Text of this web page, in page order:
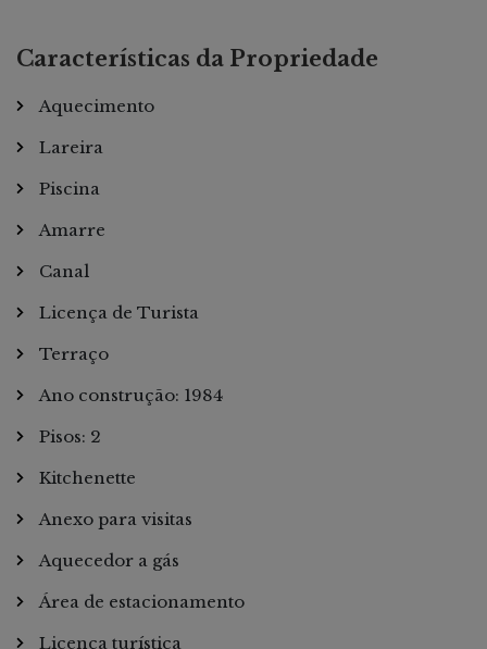
Características da Propriedade
Aquecimento
Lareira
Piscina
Amarre
Canal
Licença de Turista
Terraço
Ano construção: 1984
Pisos: 2
Kitchenette
Anexo para visitas
Aquecedor a gás
Área de estacionamento
Licença turística